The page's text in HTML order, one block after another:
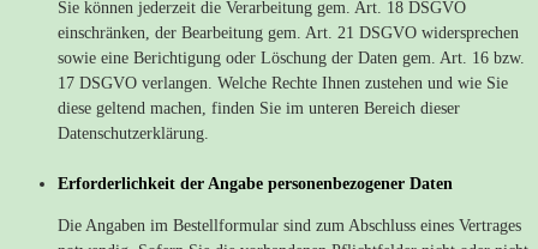
Sie können jederzeit die Verarbeitung gem. Art. 18 DSGVO
einschränken, der Bearbeitung gem. Art. 21 DSGVO widersprechen
sowie eine Berichtigung oder Löschung der Daten gem. Art. 16 bzw.
17 DSGVO verlangen. Welche Rechte Ihnen zustehen und wie Sie
diese geltend machen, finden Sie im unteren Bereich dieser
Datenschutzerklärung.
Erforderlichkeit der Angabe personenbezogener Daten
Die Angaben im Bestellformular sind zum Abschluss eines Vertrages